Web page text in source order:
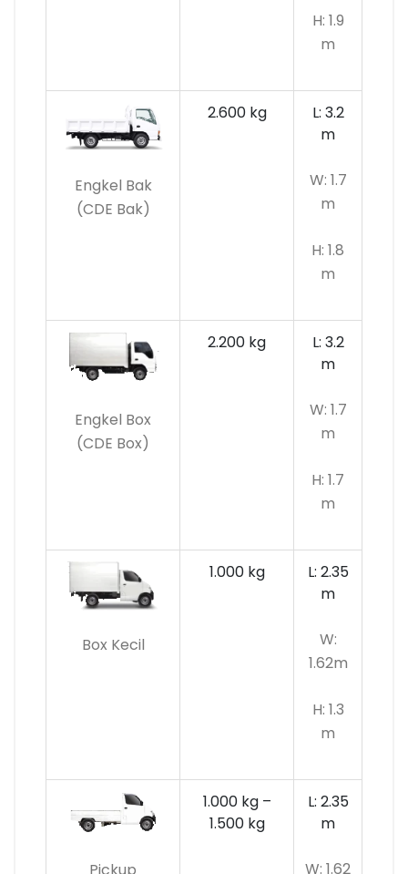
H: 1.9
m
Engkel Bak
(CDE Bak)
2.600 kg
L: 3.2
m
W: 1.7
m
H: 1.8
m
Engkel Box
(CDE Box)
2.200 kg
L: 3.2
m
W: 1.7
m
H: 1.7
m
Box Kecil
1.000 kg
L: 2.35
m
W:
1.62m
H: 1.3
m
Pickup
1.000 kg –
1.500 kg
L: 2.35
m
W: 1.62